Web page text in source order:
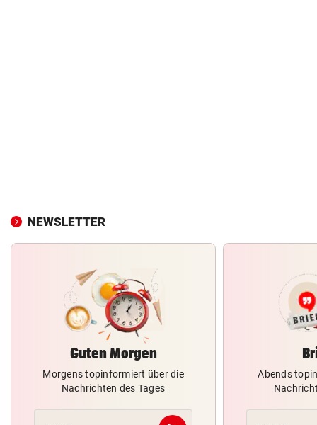
NEWSLETTER
Guten Morgen
Morgens topinformiert über die
Nachrichten des Tages
Abends